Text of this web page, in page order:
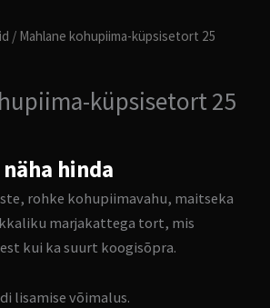
/ Mahlane kohupiima-küpsisetort 25
küpsisetort 25
hinda
rohke kohupiimavahu, maitseka
marjakattega tort, mis
kui ka suurt koogisõpra.
lisamise võimalus.